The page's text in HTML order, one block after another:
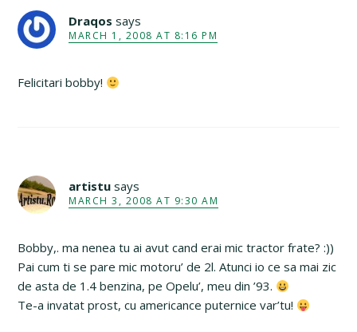
Draqos says
MARCH 1, 2008 AT 8:16 PM
Felicitari bobby!
artistu says
MARCH 3, 2008 AT 9:30 AM
Bobby,. ma nenea tu ai avut cand erai mic tractor frate? :))
Pai cum ti se pare mic motoru’ de 2l. Atunci io ce sa mai zic
de asta de 1.4 benzina, pe Opelu’, meu din ’93.
Te-a invatat prost, cu americance puternice var’tu!